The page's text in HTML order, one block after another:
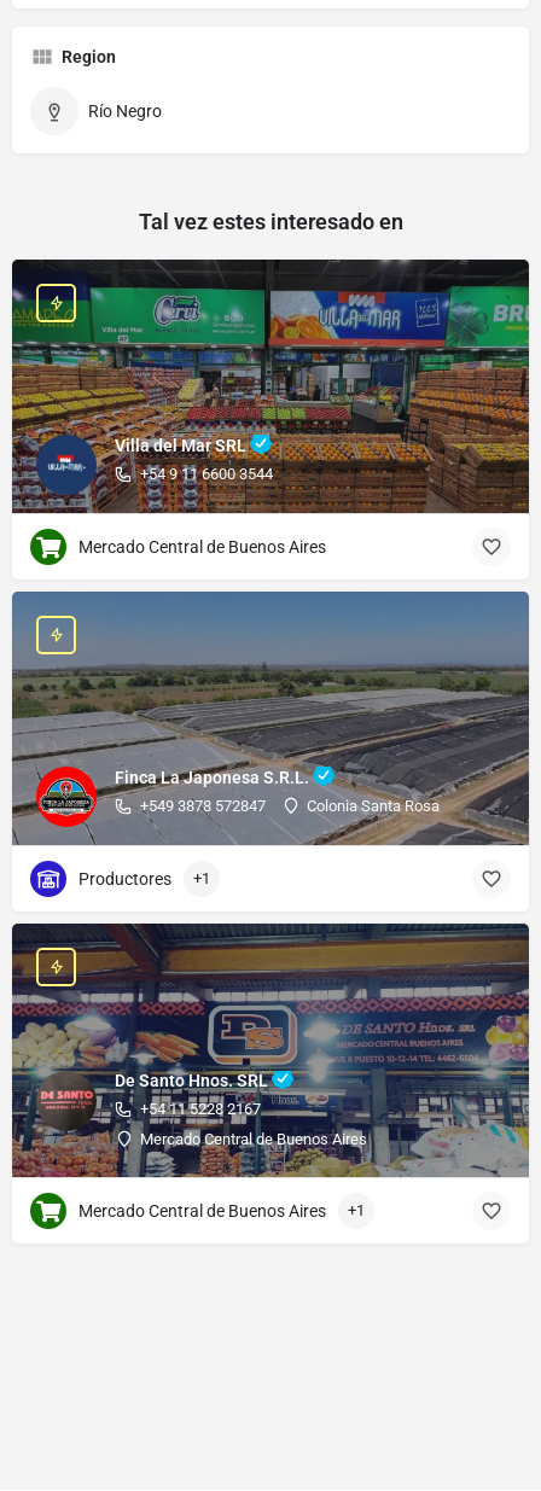
Region
Río Negro
Tal vez estes interesado en
Villa del Mar SRL
+54 9 11 6600 3544
Mercado Central de Buenos Aires
Finca La Japonesa S.R.L.
+549 3878 572847 Colonia Santa Rosa
Productores +1
De Santo Hnos. SRL
+54 11 5228 2167
Mercado Central de Buenos Aires
Mercado Central de Buenos Aires +1